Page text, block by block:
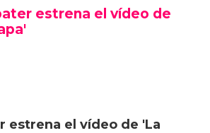
estrena el vídeo de
estrena el vídeo de 'La